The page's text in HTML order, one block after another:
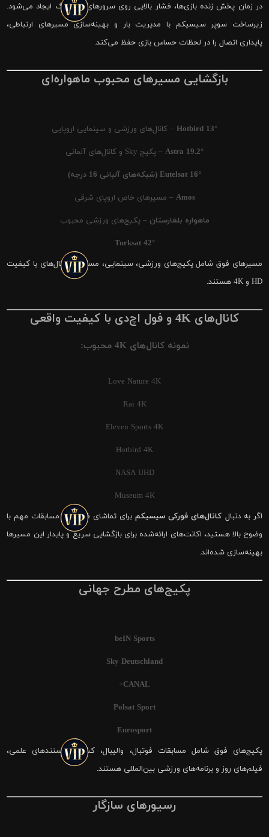
در زمان پخش زنده بازی‌ها، فشار بالایی روی سرورهای شیرینگ ایجاد می‌شود.
زیرساخت سوپر سیسیکم با مدیریت بار و بهینه‌سازی مسیرهای ارتباطی،
پایداری اتصال را در لحظات حساس بازی حفظ می‌کند.
بازگشایی مسیرهای محبوب ماهواره‌ای
Hotbird 13° – کانال‌های ورزشی و سینمایی اروپایی
Astra 19.2° – پکیج Sky و کانال‌های آلمانی
Eutelsat 16° (شبکه‌های آلبانی 16 درجه)
Amos – مسیرهای خاص اروپای شرقی
ماهواره بلغارستان – پکیج‌های ورزشی محبوب
Turksat 42°
مسیرهای فوق شامل پکیج‌های ورزشی، سینمایی، مستند و کانال‌های با کیفیت
HD و 4K هستند.
کانال‌های 4K و فول اچ‌دی با کیفیت واقعی
نمونه کانال‌های 4K محبوب:
Love Nature 4K
Rai 4K
Eleven Sports 4K
Hotbird 4K
NASA UHD
Museum 4K
اگر به دنبال کانال‌های فورکی سیسیکمبرای تماشای فوتبال و مسابقات مهم با
وضوح بالا هستید، اکانت‌های ارائه‌شده برای بازگشایی سریع و پایدار این مسیرها
بهینه‌سازی شده‌اند.
پکیج‌های مطرح جهانی
beIN Sports
Sky Deutschland
CANAL+
Polsat Sport
Eurosport
پکیج‌های فوق شامل مسابقات فوتبال، والیبال، کشتی، مستندهای علمی،
فیلم‌های روز و برنامه‌های ورزشی بین‌المللی هستند.
رسیورهای سازگار